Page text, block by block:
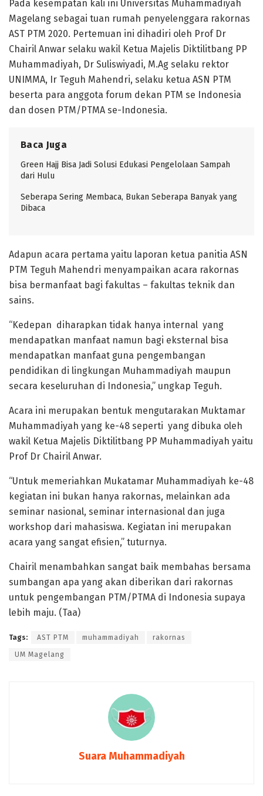
Pada kesempatan kali ini Universitas Muhammadiyah
Magelang sebagai tuan rumah penyelenggara rakornas
AST PTM 2020. Pertemuan ini dihadiri oleh Prof Dr
Chairil Anwar selaku wakil Ketua Majelis Diktilitbang PP
Muhammadiyah, Dr Suliswiyadi, M.Ag selaku rektor
UNIMMA, Ir Teguh Mahendri, selaku ketua ASN PTM
beserta para anggota forum dekan PTM se Indonesia
dan dosen PTM/PTMA se-Indonesia.
Baca Juga
Green Hajj Bisa Jadi Solusi Edukasi Pengelolaan Sampah
dari Hulu
Seberapa Sering Membaca, Bukan Seberapa Banyak yang
Dibaca
Adapun acara pertama yaitu laporan ketua panitia ASN
PTM Teguh Mahendri menyampaikan acara rakornas
bisa bermanfaat bagi fakultas – fakultas teknik dan
sains.
“Kedepan diharapkan tidak hanya internal yang
mendapatkan manfaat namun bagi eksternal bisa
mendapatkan manfaat guna pengembangan
pendidikan di lingkungan Muhammadiyah maupun
secara keseluruhan di Indonesia,” ungkap Teguh.
Acara ini merupakan bentuk mengutarakan Muktamar
Muhammadiyah yang ke-48 seperti yang dibuka oleh
wakil Ketua Majelis Diktilitbang PP Muhammadiyah yaitu
Prof Dr Chairil Anwar.
“Untuk memeriahkan Mukatamar Muhammadiyah ke-48
kegiatan ini bukan hanya rakornas, melainkan ada
seminar nasional, seminar internasional dan juga
workshop dari mahasiswa. Kegiatan ini merupakan
acara yang sangat efisien,” tuturnya.
Chairil menambahkan sangat baik membahas bersama
sumbangan apa yang akan diberikan dari rakornas
untuk pengembangan PTM/PTMA di Indonesia supaya
lebih maju. (Taa)
Tags: AST PTM muhammadiyah rakornas
UM Magelang
Suara Muhammadiyah